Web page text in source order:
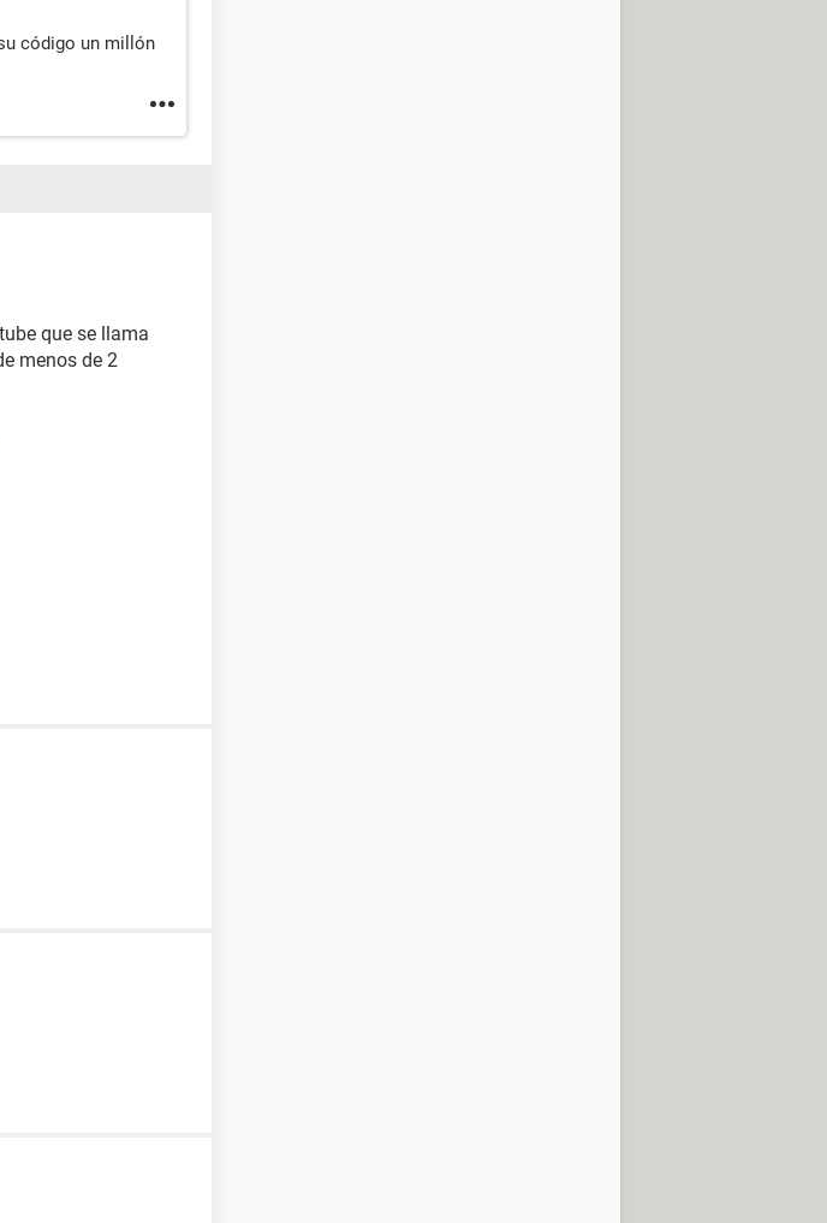
código un millón
que se llama
menos de 2